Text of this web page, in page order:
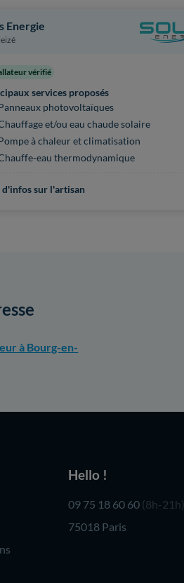
Energie
vérifié
services proposés
photovoltaïques
et/ou eau chaude solaire
à chaleur et climatisation
eau thermodynamique
d'infos sur l'artisan
à Bourg-en-
Hello !
09 75 18 60 60 (8h-21h)
75018 Paris